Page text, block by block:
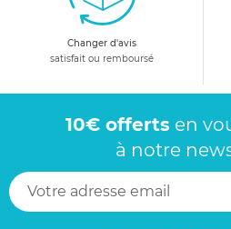
Changer d'avis
satisfait ou remboursé
10€ offerts en
à notre